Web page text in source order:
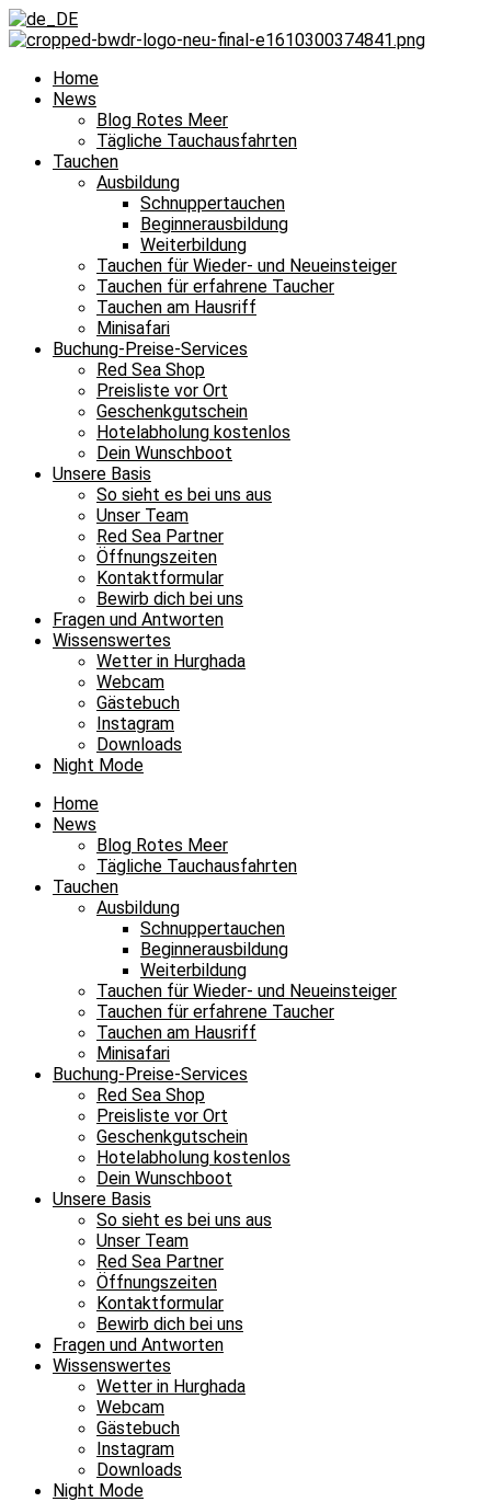
Home
News
Blog Rotes Meer
Tägliche Tauchausfahrten
Tauchen
Ausbildung
Schnuppertauchen
Beginnerausbildung
Weiterbildung
Tauchen für Wieder- und Neueinsteiger
Tauchen für erfahrene Taucher
Tauchen am Hausriff
Minisafari
Buchung-Preise-Services
Red Sea Shop
Preisliste vor Ort
Geschenkgutschein
Hotelabholung kostenlos
Dein Wunschboot
Unsere Basis
So sieht es bei uns aus
Unser Team
Red Sea Partner
Öffnungszeiten
Kontaktformular
Bewirb dich bei uns
Fragen und Antworten
Wissenswertes
Wetter in Hurghada
Webcam
Gästebuch
Instagram
Downloads
Night Mode
Home
News
Blog Rotes Meer
Tägliche Tauchausfahrten
Tauchen
Ausbildung
Schnuppertauchen
Beginnerausbildung
Weiterbildung
Tauchen für Wieder- und Neueinsteiger
Tauchen für erfahrene Taucher
Tauchen am Hausriff
Minisafari
Buchung-Preise-Services
Red Sea Shop
Preisliste vor Ort
Geschenkgutschein
Hotelabholung kostenlos
Dein Wunschboot
Unsere Basis
So sieht es bei uns aus
Unser Team
Red Sea Partner
Öffnungszeiten
Kontaktformular
Bewirb dich bei uns
Fragen und Antworten
Wissenswertes
Wetter in Hurghada
Webcam
Gästebuch
Instagram
Downloads
Night Mode